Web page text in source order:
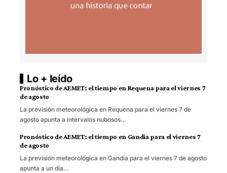
Lo + leído
Pronóstico de AEMET: el tiempo en Requena para el viernes 7
de agosto
La previsión meteorológica en Requena para el viernes 7 de
agosto apunta a intervalos nubosos…
Pronóstico de AEMET: el tiempo en Gandia para el viernes 7
de agosto
La previsión meteorológica en Gandia para el viernes 7 de agosto
apunta a un día…